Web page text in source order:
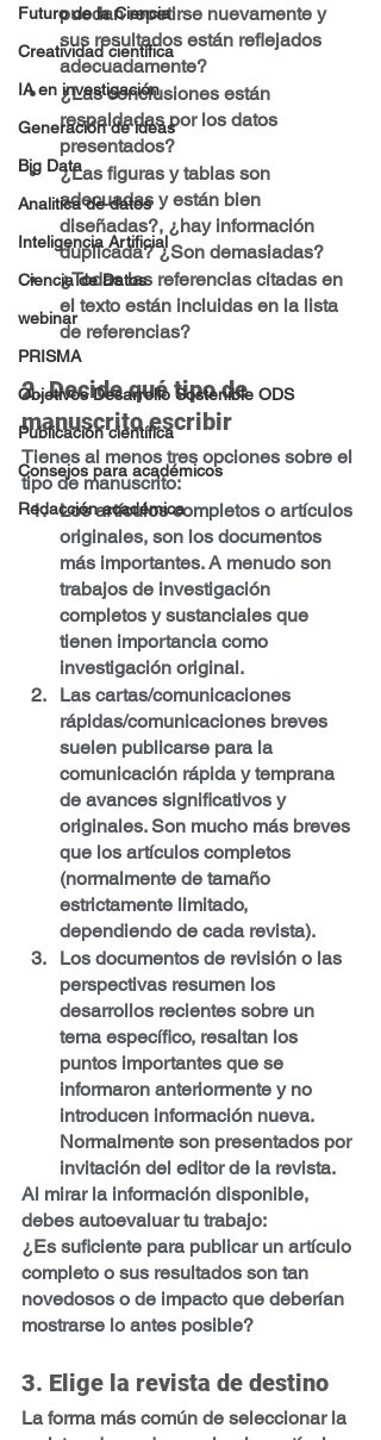
Futuro de la Ciencia
Creatividad científica
IA en investigación
Generación de ideas
Big Data
Analitica de datos
Inteligencia Artificial
Ciencia de Datos
webinar
PRISMA
Objetivos Desarrollo Sostenible ODS
Publicación científica
Consejos para académicos
Redacción académica
puedan repetirse nuevamente y
sus resultados están reflejados
adecuadamente?
¿Las conclusiones están
respaldadas por los datos
presentados?
¿Las figuras y tablas son
adecuadas y están bien
diseñadas?, ¿hay información
duplicada? ¿Son demasiadas?
¿Todas las referencias citadas en
el texto están incluidas en la lista
de referencias?
2. Decide qué tipo de
manuscrito escribir
Tienes al menos tres opciones sobre el
tipo de manuscrito:
Los artículos completos o artículos
originales, son los documentos
más importantes. A menudo son
trabajos de investigación
completos y sustanciales que
tienen importancia como
investigación original.
Las cartas/comunicaciones
rápidas/comunicaciones breves
suelen publicarse para la
comunicación rápida y temprana
de avances significativos y
originales. Son mucho más breves
que los artículos completos
(normalmente de tamaño
estrictamente limitado,
dependiendo de cada revista).
Los documentos de revisión o las
perspectivas resumen los
desarrollos recientes sobre un
tema específico, resaltan los
puntos importantes que se
informaron anteriormente y no
introducen información nueva.
Normalmente son presentados por
invitación del editor de la revista.
Al mirar la información disponible,
debes autoevaluar tu trabajo:
¿Es suficiente para publicar un artículo
completo o sus resultados son tan
novedosos o de impacto que deberían
mostrarse lo antes posible?
3. Elige la revista de destino
La forma más común de seleccionar la